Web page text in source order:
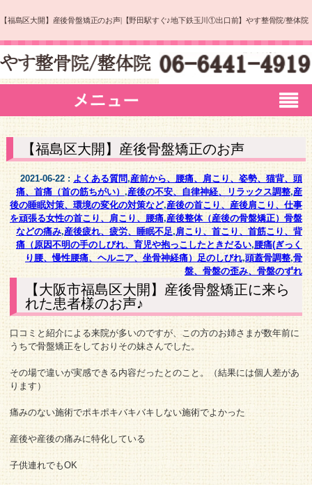
【福島区大開】産後骨盤矯正のお声|【野田駅すぐ♪地下鉄玉川①出口前】やす整骨院/整体院
【福島区大開】産後骨盤矯正のお声
2021-06-22 : よくある質問,産前から、腰痛、肩こり、姿勢、猫背、頭
痛、首痛（首の筋ちがい）,産後の不安、自律神経、リラックス調整,産
後の睡眠対策、環境の変化の対策など,産後の首こり、産後肩こり、仕事
を頑張る女性の首こり、肩こり、腰痛,産後整体（産後の骨盤矯正）骨盤
などの痛み,産後疲れ、疲労、睡眠不足,肩こり、首こり、首筋こり、背
痛（原因不明の手のしびれ、育児や抱っこしたときだるい,腰痛(ぎっく
り腰、慢性腰痛、ヘルニア、坐骨神経痛）足のしびれ,頭蓋骨調整,骨
盤、骨盤の歪み、骨盤のずれ
【大阪市福島区大開】産後骨盤矯正に来ら
れた患者様のお声♪
口コミと紹介による来院が多いのですが、この方のお姉さまが数年前に
うちで骨盤矯正をしておりその妹さんでした。
その場で違いが実感できる内容だったとのこと。（結果には個人差があ
ります）
痛みのない施術でポキポキバキバキしない施術でよかった
産後や産後の痛みに特化している
子供連れでもOK